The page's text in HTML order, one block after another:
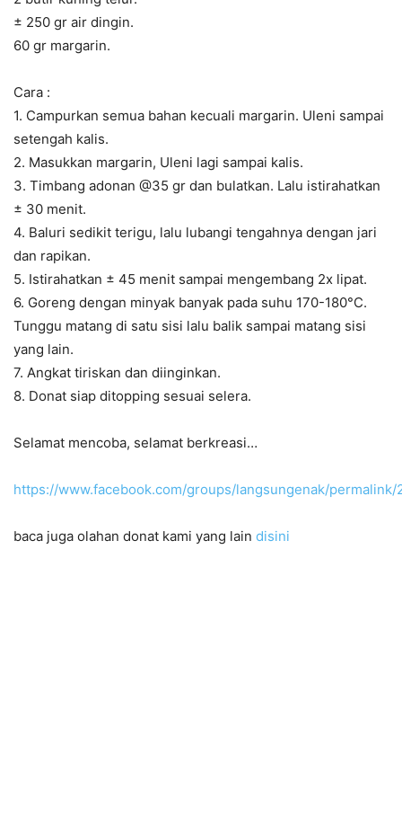
± 250 gr air dingin.
60 gr margarin.
Cara :
1. Campurkan semua bahan kecuali margarin. Uleni sampai
setengah kalis.
2. Masukkan margarin, Uleni lagi sampai kalis.
3. Timbang adonan @35 gr dan bulatkan. Lalu istirahatkan
± 30 menit.
4. Baluri sedikit terigu, lalu lubangi tengahnya dengan jari
dan rapikan.
5. Istirahatkan ± 45 menit sampai mengembang 2x lipat.
6. Goreng dengan minyak banyak pada suhu 170-180°C.
Tunggu matang di satu sisi lalu balik sampai matang sisi
yang lain.
7. Angkat tiriskan dan diinginkan.
8. Donat siap ditopping sesuai selera.
Selamat mencoba, selamat berkreasi…
https://www.facebook.com/groups/langsungenak/
baca juga olahan donat kami yang lain disini